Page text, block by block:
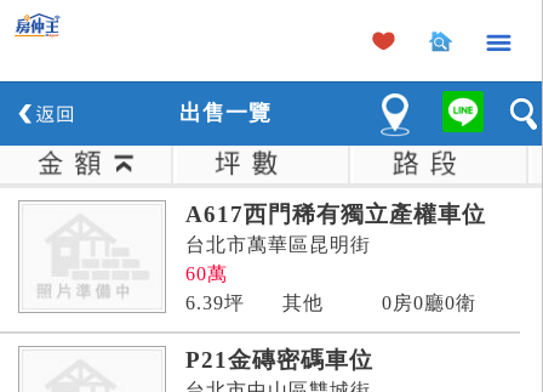
×
出售一覽
A617西門稀有獨立產權車位
台北市萬華區昆明街
60萬
6.39坪 其他 0房0廳0衛
P21金磚密碼車位